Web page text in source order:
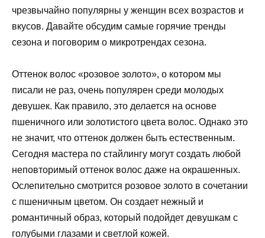
чрезвычайно популярны у женщин всех возрастов и
вкусов. Давайте обсудим самые горячие тренды
сезона и поговорим о микротрендах сезона.
Оттенок волос «розовое золото», о котором мы
писали не раз, очень популярен среди молодых
девушек. Как правило, это делается на основе
пшеничного или золотистого цвета волос. Однако это
не значит, что оттенок должен быть естественным.
Сегодня мастера по стайлингу могут создать любой
неповторимый оттенок волос даже на окрашенных.
Ослепительно смотрится розовое золото в сочетании
с пшеничным цветом. Он создает нежный и
романтичный образ, который подойдет девушкам с
голубыми глазами и светлой кожей.